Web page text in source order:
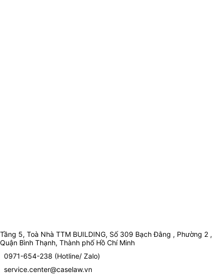
Tầng 5, Toà Nhà TTM BUILDING, Số 309 Bạch Đằng , Phường 2 ,
Quận Bình Thạnh, Thành phố Hồ Chí Minh
0971-654-238 (Hotline/ Zalo)
service.center@caselaw.vn